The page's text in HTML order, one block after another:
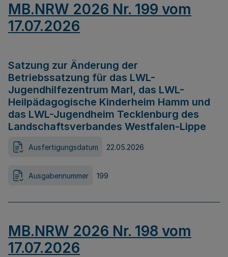
MB.NRW 2026 Nr. 199 vom
17.07.2026
Satzung zur Änderung der
Betriebssatzung für das LWL-
Jugendhilfezentrum Marl, das LWL-
Heilpädagogische Kinderheim Hamm und
das LWL-Jugendheim Tecklenburg des
Landschaftsverbandes Westfalen-Lippe
Ausfertigungsdatum 22.05.2026
Ausgabennummer 199
MB.NRW 2026 Nr. 198 vom
17.07.2026